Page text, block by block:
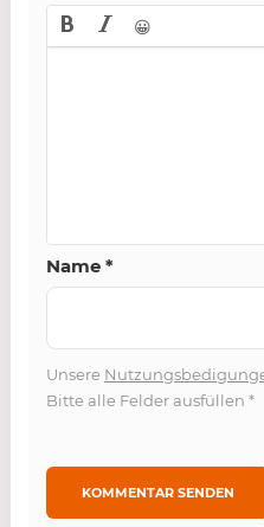
😀
Name *
Unsere
Bitte alle Felder ausfüllen *